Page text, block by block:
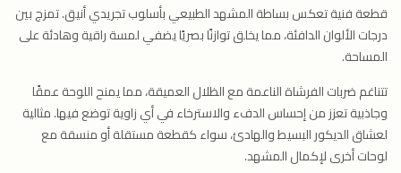
قطعة فنية تعكس بساطة المشهد الطبيعي بأسلوب تجريدي أنيق. تمزج بين
درجات الألوان الدافئة، مما يخلق توازنًا بصريًا يضفي لمسة راقية وهادئة على
المساحة.
تتناغم ضربات الفرشاة الناعمة مع الظلال العميقة، مما يمنح اللوحة عمقًا
وجاذبية تعزز من إحساس الدفء والاسترخاء في أي زاوية توضع فيها. مثالية
لعشاق الديكور البسيط والهادئ، سواء كقطعة مستقلة أو منسقة مع
لوحات أخرى لإكمال المشهد.